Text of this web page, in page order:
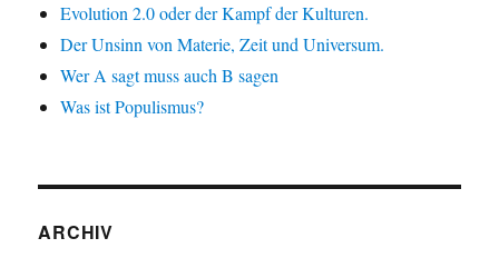
Evolution 2.0 oder der Kampf der Kulturen.
Der Unsinn von Materie, Zeit und Universum.
Wer A sagt muss auch B sagen
Was ist Populismus?
ARCHIV